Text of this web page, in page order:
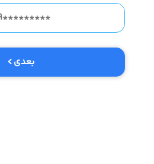
بعدی